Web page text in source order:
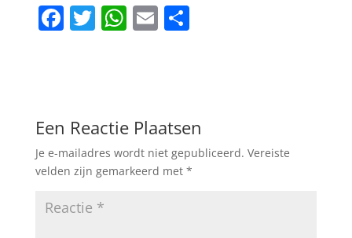
F
b
o
o
T W
A
p
p
E D
Een Reactie Plaatsen
Je e-mailadres wordt niet gepubliceerd. Vereiste
velden zijn gemarkeerd met *